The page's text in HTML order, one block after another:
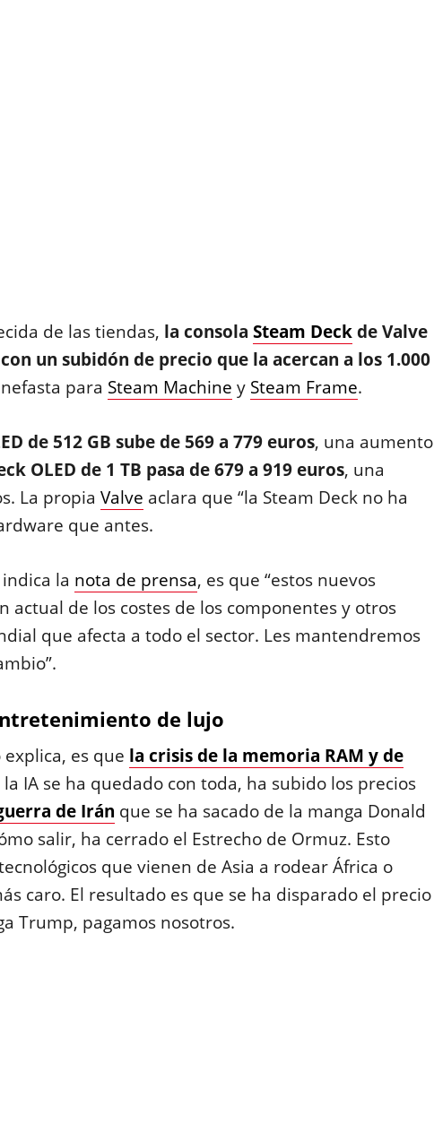
de las tiendas, la consola Steam Deckde Valve
un subidón de precio que la acercan a los 1.000
para Steam Machine y Steam Frame.
de 512 GB sube de 569 a 779 euros, una aumento
OLED de 1 TB pasa de 679 a 919 euros, una
La propia Valve aclara que “la Steam Deck no ha
que antes.
la nota de prensa, es que “estos nuevos
actual de los costes de los componentes y otros
que afecta a todo el sector. Les mantendremos
de lujo
es que la crisis de la memoria RAM y de
IA se ha quedado con toda, ha subido los precios
de Irán que se ha sacado de la manga Donald
salir, ha cerrado el Estrecho de Ormuz. Esto
que vienen de Asia a rodear África o
caro. El resultado es que se ha disparado el precio
Trump, pagamos nosotros.